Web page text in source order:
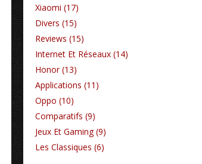
Xiaomi (17)
Divers (15)
Reviews (15)
Internet Et Réseaux (14)
Honor (13)
Applications (11)
Oppo (10)
Comparatifs (9)
Jeux Et Gaming (9)
Les Classiques (6)